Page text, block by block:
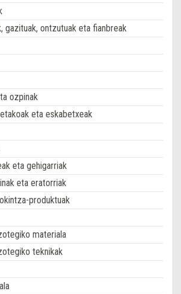
gazituak, ontzutuak eta fianbreak
ozpinak
eta eskabetxeak
eta gehigarriak
eta eratorriak
produktuak
materiala
teknikak